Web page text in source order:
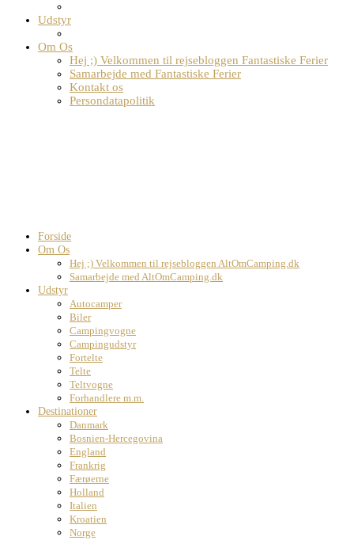
Udstyr
Om Os
Hej ;) Velkommen til rejsebloggen Fantastiske Ferier
Samarbejde med Fantastiske Ferier
Kontakt os
Persondatapolitik
Forside
Om Os
Hej ;) Velkommen til rejsebloggen AltOmCamping.dk
Samarbejde med AltOmCamping.dk
Udstyr
Autocamper
Biler
Campingvogne
Campingudstyr
Fortelte
Telte
Teltvogne
Forhandlere m.m.
Destinationer
Danmark
Bosnien-Hercegovina
England
Frankrig
Færøerne
Holland
Italien
Kroatien
Norge